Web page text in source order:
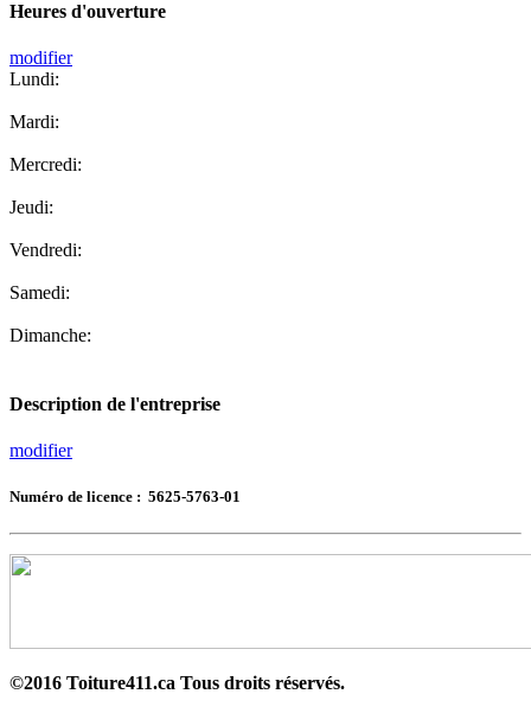
Heures d'ouverture
modifier
Lundi:
Mardi:
Mercredi:
Jeudi:
Vendredi:
Samedi:
Dimanche:
Description de l'entreprise
modifier
Numéro de licence : 5625-5763-01
©2016 Toiture411.ca Tous droits réservés.